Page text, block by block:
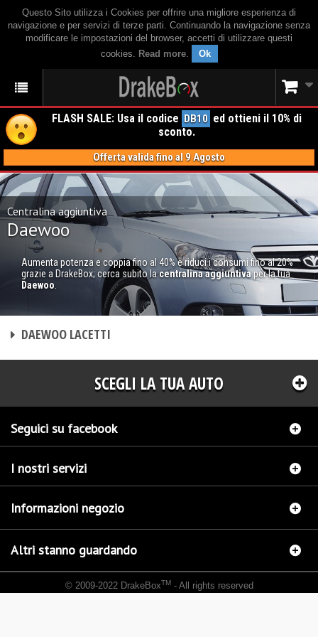
Questo Sito utilizza i Cookies per offrire una migliore esperienza di
navigazione e per servizi di terze parti. Continuando la navigazione senza
modificare le impostazioni del browser, accetti di utilizzare questi
cookies. Read more. Ok
FLASH SALE: Usa il codice DB10 ed ottieni il 10% di
sconto.
Offerta valida fino al 9 Agosto
Centralina aggiuntiva
Daewoo
Aumenta potenza e coppia fino al 40% e riduci i consumi fino al 20%
grazie a DrakeBox; cerca subito lacentralina aggiuntivaper la tua
Daewoo
DAEWOO LACETTI
SCEGLI LA TUA AUTO
Seguici su facebook
I nostri servizi
Informazioni negozio
Altri stanno guardando
© 2009-2022 DrakeBoxTM- All rights reserved